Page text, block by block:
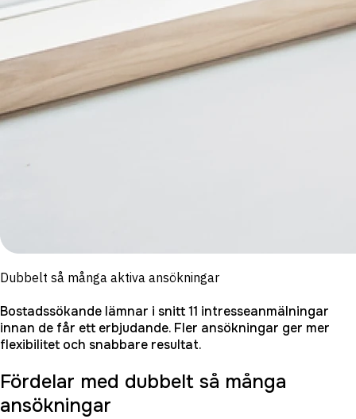
Dubbelt så många aktiva ansökningar
Bostadssökande lämnar i snitt 11 intresseanmälningar
innan de får ett erbjudande. Fler ansökningar ger mer
flexibilitet och snabbare resultat.
Fördelar med dubbelt så många
ansökningar